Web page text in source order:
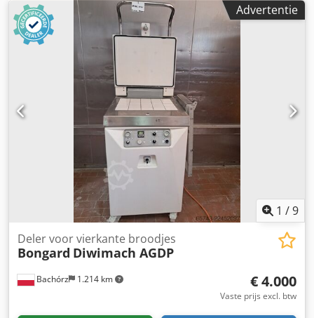
Advertentie
1 /9
Bachórz 1.214 km
Deler voor vierkante broodjes
Bongard Diwimach AGDP
€ 4.000
Vaste prijs excl. btw